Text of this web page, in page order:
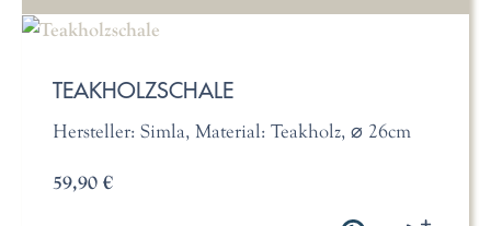
TEAKHOLZSCHALE
Hersteller: Simla, Material: Teakholz, ⌀ 26cm
59,90 €